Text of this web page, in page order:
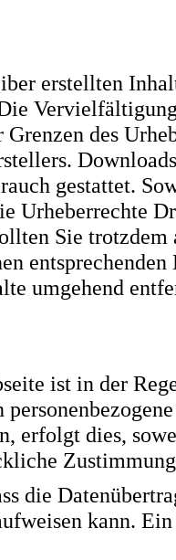
erstellten
des
gestattet.
Urheberrechte
Sie
umgehend
ist in der
erfolgt dies,
die
kann.